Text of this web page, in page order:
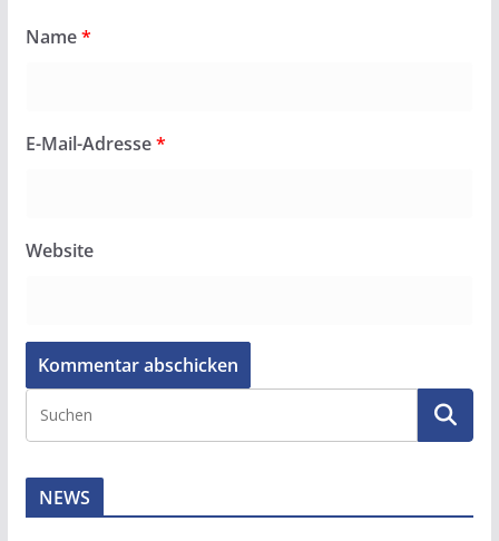
Name*
E-Mail-Adresse*
Website
NEWS